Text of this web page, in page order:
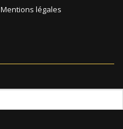
Mentions légales